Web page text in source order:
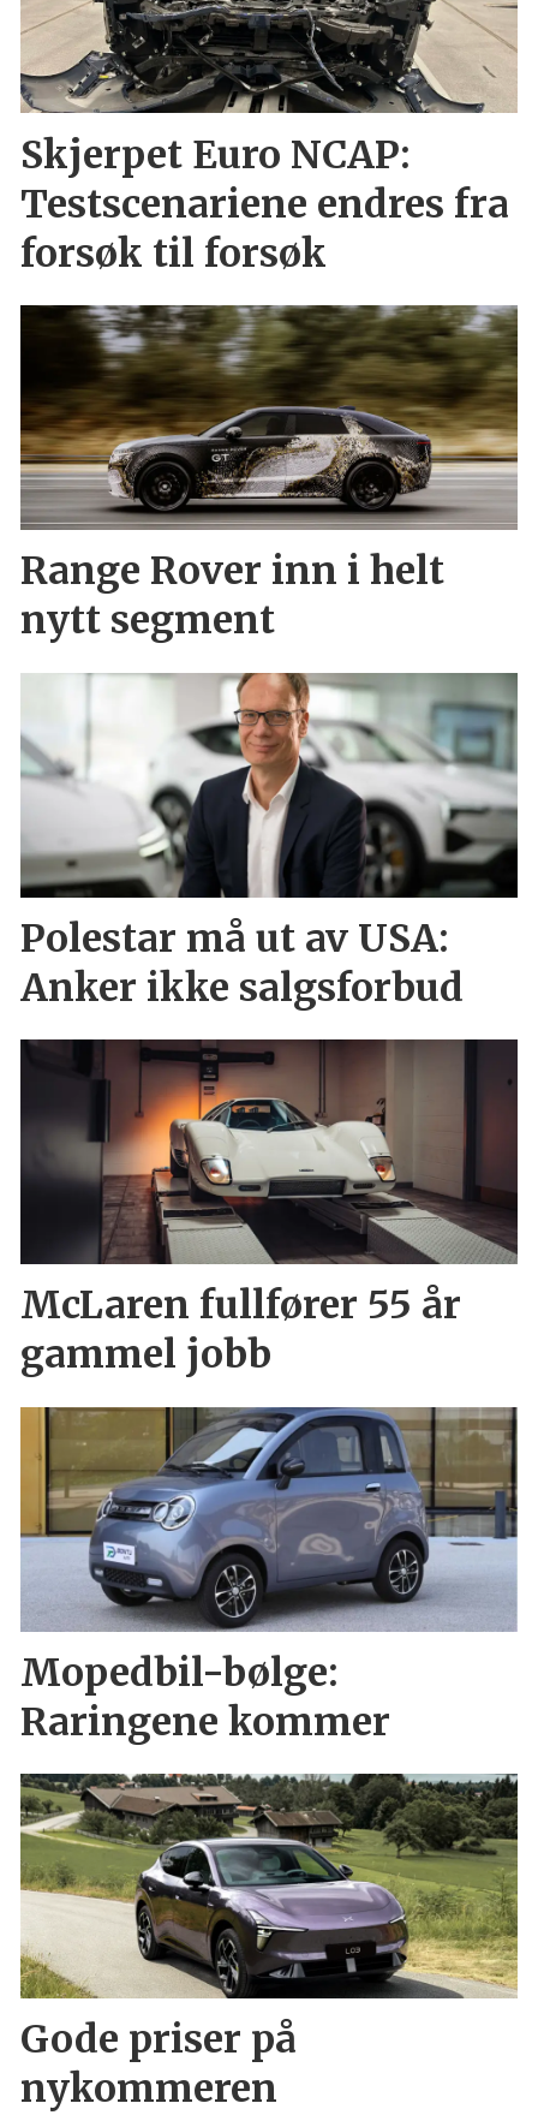
Skjerpet Euro NCAP:
Testscenariene endres fra
forsøk til forsøk
Range Rover inn i helt
nytt segment
Polestar må ut av USA:
Anker ikke salgsforbud
McLaren fullfører 55 år
gammel jobb
Mopedbil-bølge:
Raringene kommer
Gode priser på
nykommeren